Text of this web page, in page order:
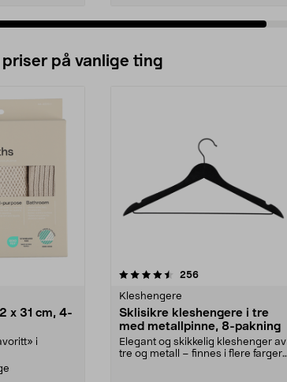
på vanlige ting
x 31 cm, 4-
i
256anmeldelser
Kleshengere
Sklisikre kleshengere i tre
med metallpinne, 8-pakning
Elegant og skikkelig kleshenger av
tre og metall – finnes i flere farger.
4.5av 5 stjerner